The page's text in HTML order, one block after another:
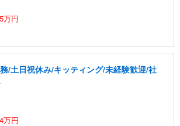
万円
/土日祝休み/キッティング/未経験歓迎/社
万円